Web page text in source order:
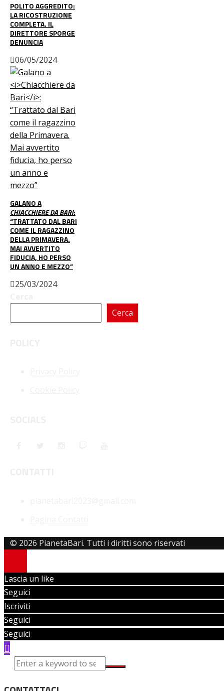
POLITO AGGREDITO:
LA RICOSTRUZIONE
COMPLETA. IL
DIRETTORE SPORGE
DENUNCIA
06/05/2024
GALANO A
CHIACCHIERE DA BARI:
“TRATTATO DAL BARI
COME IL RAGAZZINO
DELLA PRIMAVERA.
MAI AVVERTITO
FIDUCIA, HO PERSO
UN ANNO E MEZZO”
25/03/2024
Cerca
© 2026 PianetaBari. Tutti i diritti sono riservati
Lascia un like
Seguici
Iscriviti
Seguici
Seguici